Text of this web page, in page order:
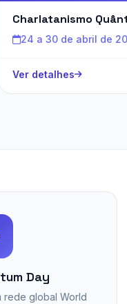
Charlatanismo
24 a 30 de abril de
Ver detalhes
Day
rede global World